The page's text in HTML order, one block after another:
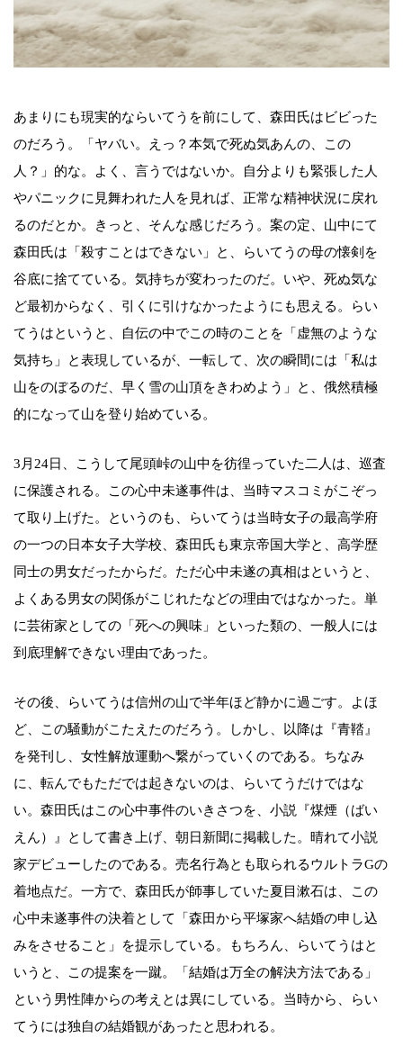
あまりにも現実的ならいてうを前にして、森田氏はビビった
のだろう。「ヤバい。えっ？本気で死ぬ気あんの、この
人？」的な。よく、言うではないか。自分よりも緊張した人
やパニックに見舞われた人を見れば、正常な精神状況に戻れ
るのだとか。きっと、そんな感じだろう。案の定、山中にて
森田氏は「殺すことはできない」と、らいてうの母の懐剣を
谷底に捨てている。気持ちが変わったのだ。いや、死ぬ気な
ど最初からなく、引くに引けなかったようにも思える。らい
てうはというと、自伝の中でこの時のことを「虚無のような
気持ち」と表現しているが、一転して、次の瞬間には「私は
山をのぼるのだ、早く雪の山頂をきわめよう」と、俄然積極
的になって山を登り始めている。
3月24日、こうして尾頭峠の山中を彷徨っていた二人は、巡査
に保護される。この心中未遂事件は、当時マスコミがこぞっ
て取り上げた。というのも、らいてうは当時女子の最高学府
の一つの日本女子大学校、森田氏も東京帝国大学と、高学歴
同士の男女だったからだ。ただ心中未遂の真相はというと、
よくある男女の関係がこじれたなどの理由ではなかった。単
に芸術家としての「死への興味」といった類の、一般人には
到底理解できない理由であった。
その後、らいてうは信州の山で半年ほど静かに過ごす。よほ
ど、この騒動がこたえたのだろう。しかし、以降は『青鞜』
を発刊し、女性解放運動へ繋がっていくのである。ちなみ
に、転んでもただでは起きないのは、らいてうだけではな
い。森田氏はこの心中事件のいきさつを、小説『煤煙（ばい
えん）』として書き上げ、朝日新聞に掲載した。晴れて小説
家デビューしたのである。売名行為とも取られるウルトラGの
着地点だ。一方で、森田氏が師事していた夏目漱石は、この
心中未遂事件の決着として「森田から平塚家へ結婚の申し込
みをさせること」を提示している。もちろん、らいてうはと
いうと、この提案を一蹴。「結婚は万全の解決方法である」
という男性陣からの考えとは異にしている。当時から、らい
てうには独自の結婚観があったと思われる。